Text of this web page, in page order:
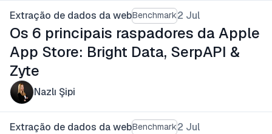
Extração de dados da webBenchmark2 Jul
Os 6 principais raspadores da Apple
App Store: Bright Data, SerpAPI &
Zyte
Nazlı Şipi
Extração de dados da webBenchmark2 Jul